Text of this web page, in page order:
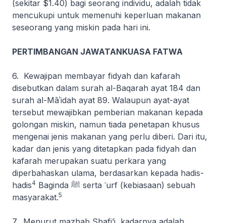
(sekitar $1.40) bagi seorang individu, adalah tidak
mencukupi untuk memenuhi keperluan makanan
seseorang yang miskin pada hari ini.
PERTIMBANGAN JAWATANKUASA FATWA
6. Kewajipan membayar fidyah dan kafarah
disebutkan dalam surah al-Baqarah ayat 184 dan
surah al-Māʾidah ayat 89. Walaupun ayat-ayat
tersebut mewajibkan pemberian makanan kepada
golongan miskin, namun tiada penetapan khusus
mengenai jenis makanan yang perlu diberi. Dari itu,
kadar dan jenis yang ditetapkan pada fidyah dan
kafarah merupakan suatu perkara yang
diperbahaskan ulama, berdasarkan kepada hadis-
hadis4 Baginda ﷺ serta ʿurf (kebiasaan) sebuah
masyarakat.5